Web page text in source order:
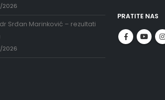
2026
Srđan Marinković – rezultati
2026
PRATITE NAS